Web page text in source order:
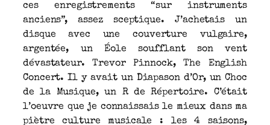
ces enregistrements “sur instruments
anciens”, assez sceptique. J’achetais un
disque avec une couverture vulgaire,
argentée, un Éole soufflant son vent
dévastateur. Trevor Pinnock, The English
Concert. Il y avait un Diapason d’Or, un Choc
de la Musique, un R de Répertoire. C’était
l’oeuvre que je connaissais le mieux dans ma
piètre culture musicale : les 4 saisons,